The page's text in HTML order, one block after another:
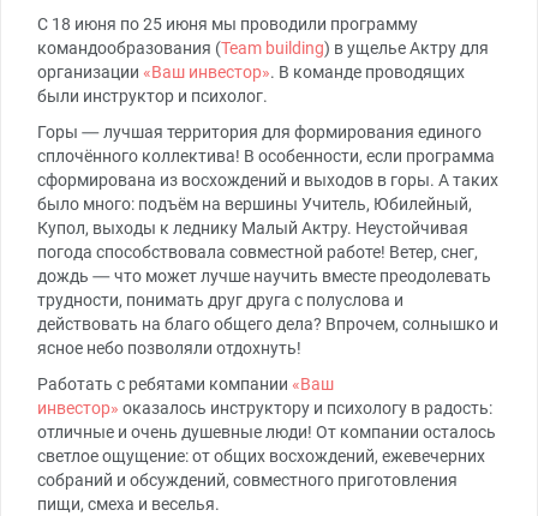
С 18 июня по 25 июня мы проводили программу
командообразования (Team building) в ущелье Актру для
организации «Ваш инвестор». В команде проводящих
были инструктор и психолог.
Горы — лучшая территория для формирования единого
сплочённого коллектива! В особенности, если программа
сформирована из восхождений и выходов в горы. А таких
было много: подъём на вершины Учитель, Юбилейный,
Купол, выходы к леднику Малый Актру. Неустойчивая
погода способствовала совместной работе! Ветер, снег,
дождь — что может лучше научить вместе преодолевать
трудности, понимать друг друга с полуслова и
действовать на благо общего дела? Впрочем, солнышко и
ясное небо позволяли отдохнуть!
Работать с ребятами компании «Ваш
инвестор» оказалось инструктору и психологу в радость:
отличные и очень душевные люди! От компании осталось
светлое ощущение: от общих восхождений, ежевечерних
собраний и обсуждений, совместного приготовления
пищи, смеха и веселья.